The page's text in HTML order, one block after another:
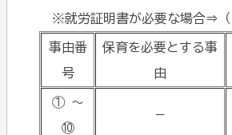
※就労証明書が必要な場合⇒（
事由番
号
保育を必要とする事
由
① ～
⑩
－